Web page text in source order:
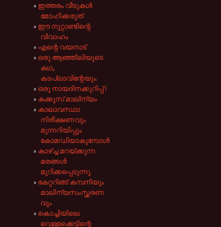
ഇത്തരം വീടുകൾ
മോഹിക്കരുത്
ഈ നൂറ്റാണ്ടിന്റെ
വിവാഹം
എന്റെ വയനാട്
ഒരു ആഞ്ഞിലിയുടെ
കഥ,
കടപ്ലാവിന്റേയും.
ഒരു നായദിനക്കുറിപ്പ് !
കക്കൂസ് മാലിന്യം
കാലാവസ്ഥാ
നിരീക്ഷണവും
മുന്നറിയിപ്പും
കോമഡിയാകുമ്പോൾ
കാഴ്ച്ച മറയ്ക്കുന്ന
മരങ്ങൾ
മുറിക്കപ്പെടുന്നു.
കേറ്ററിങ്ങ് കമ്പനിയും
മാലിന്യസംസ്ക്കരണ
വും
കൊച്ചിയിലെ
വെള്ളക്കെട്ടിന്റെ